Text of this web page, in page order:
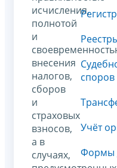
исчисления,
полнотой
и
внесения
налогов,
сборов
и
страховых
взносов,
а в
случаях,
споров
Учёт
Формы